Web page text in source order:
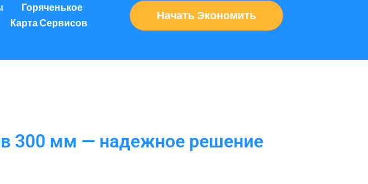
Горяченькое
Карта Сервисов
Начать Экономить
300 мм — надежное решение